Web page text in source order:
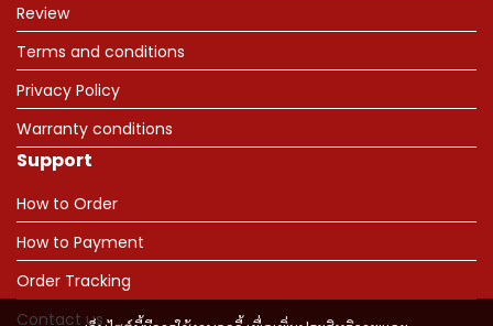
Review
Terms and conditions
Privacy Policy
Warranty conditions
Support
How to Order
How to Payment
Order Tracking
Contact us